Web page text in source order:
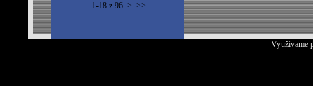
1-18 z 96 > >>
Využívame